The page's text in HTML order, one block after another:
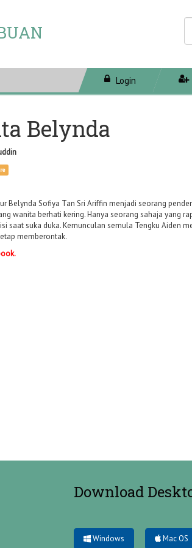
Login
Belynda
Belynda Sofiya Tan Sri Ariffin menjadi seorang
wanita berhati kering. Hanya seorang sahaja yang
saat suka duka. Kemunculan semula Tengku Aiden
memberontak.
Download
Windows Mac OS